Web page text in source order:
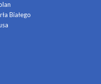
Białego